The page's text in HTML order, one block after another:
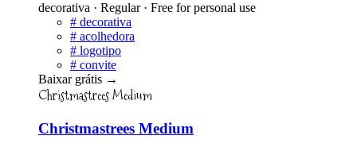
decorativa · Regular · Free for personal use
# decorativa
# acolhedora
# logotipo
# convite
Baixar grátis →
Christmastrees Medium
Christmastrees Medium